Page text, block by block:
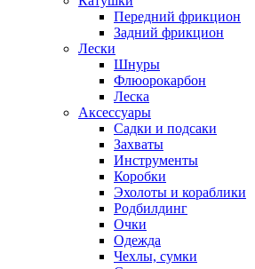
Передний фрикцион
Задний фрикцион
Лески
Шнуры
Флюорокарбон
Леска
Аксессуары
Садки и подсаки
Захваты
Инструменты
Коробки
Эхолоты и кораблики
Родбилдинг
Очки
Одежда
Чехлы, сумки